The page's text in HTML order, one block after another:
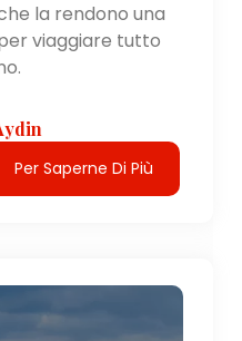
la rendono una
viaggiare tutto
Per Saperne Di Più